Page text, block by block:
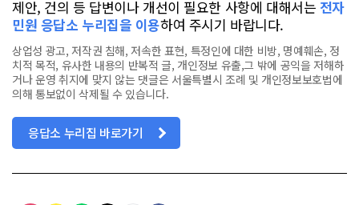
제안, 건의 등 답변이나 개선이 필요한 사항에 대해서는 전자
민원 응답소 누리집을 이용하여 주시기 바랍니다.
상업성 광고, 저작권 침해, 저속한 표현, 특정인에 대한 비방, 명예훼손, 정
치적 목적, 유사한 내용의 반복적 글, 개인정보 유출,그 밖에 공익을 저해하
거나 운영 취지에 맞지 않는 댓글은 서울특별시 조례 및 개인정보보호법에
의해 통보없이 삭제될 수 있습니다.
응답소 누리집 바로가기